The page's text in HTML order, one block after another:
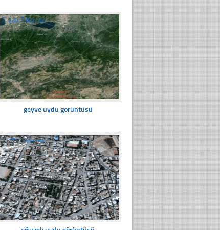
☐238 Tıklanma
geyve uydu görüntüsü
☐275 Tıklanma